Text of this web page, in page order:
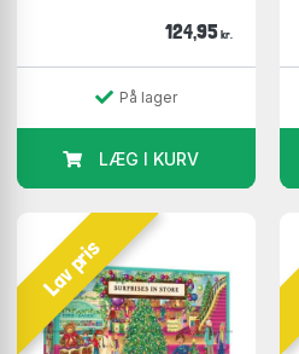
124,95 kr.
På lager
LÆG I KURV
Lav pris